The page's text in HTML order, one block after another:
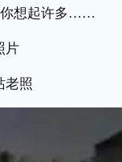
你想起许多……
片
老照